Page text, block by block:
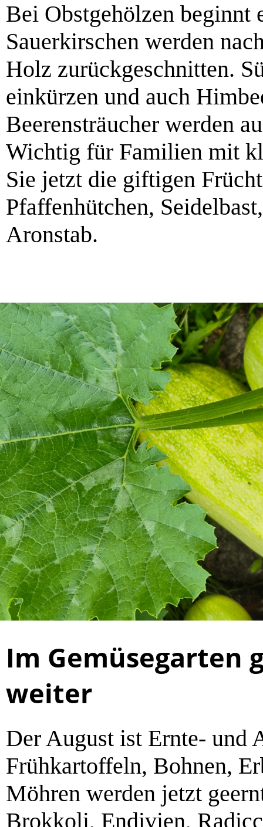
Bei Obstgehölzen beginnt
Sauerkirschen werden
Holz zurückgeschnitten.
einkürzen und auch
Beerensträucher werden
Wichtig für Familien mit
Sie jetzt die giftigen
Pfaffenhütchen,
Aronstab.
Im Gemüsegarten
weiter
Der August ist Ernte- und
Frühkartoffeln, Bohnen,
Möhren werden jetzt
Brokkoli, Endivien,